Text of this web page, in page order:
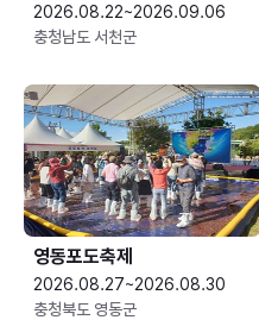
2026.08.22~2026.09.06
충청남도 서천군
영동포도축제
2026.08.27~2026.08.30
충청북도 영동군